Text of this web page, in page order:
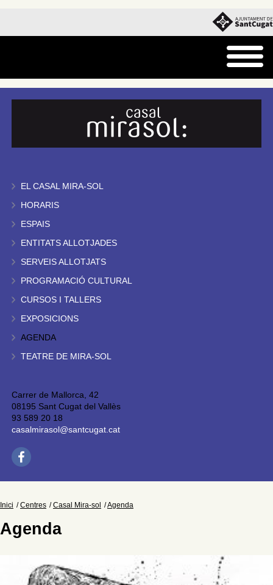
EL CASAL MIRA-SOL
HORARIS
ESPAIS
ENTITATS ALLOTJADES
SERVEIS ALLOTJATS
PROGRAMACIÓ CULTURAL
CURSOS I TALLERS
EXPOSICIONS
AGENDA
TEATRE DE MIRA-SOL
Carrer de Mallorca, 42
08195 Sant Cugat del Vallès
93 589 20 18
casalmirasol@santcugat.cat
Inici Centres Casal Mira-sol Agenda
Agenda